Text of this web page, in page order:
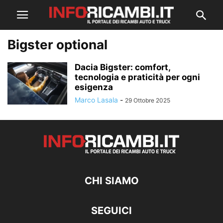
Bigster optional
Dacia Bigster: comfort,
tecnologia e praticità per ogni
esigenza
Marco Lasala - 29 Ottobre 2025
CHI SIAMO
SEGUICI